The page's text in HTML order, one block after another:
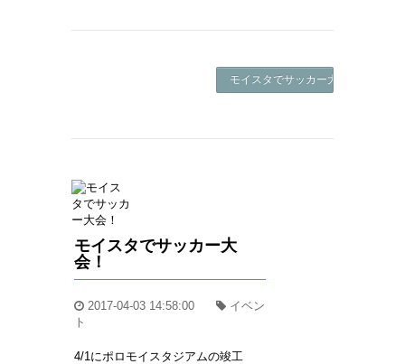
モイスタでサッカー大会！ ->
モイスタでサッカー大
会！
2017-04-03 14:58:00
イベン
ト
4/1にポロモイスタジアムの竣工